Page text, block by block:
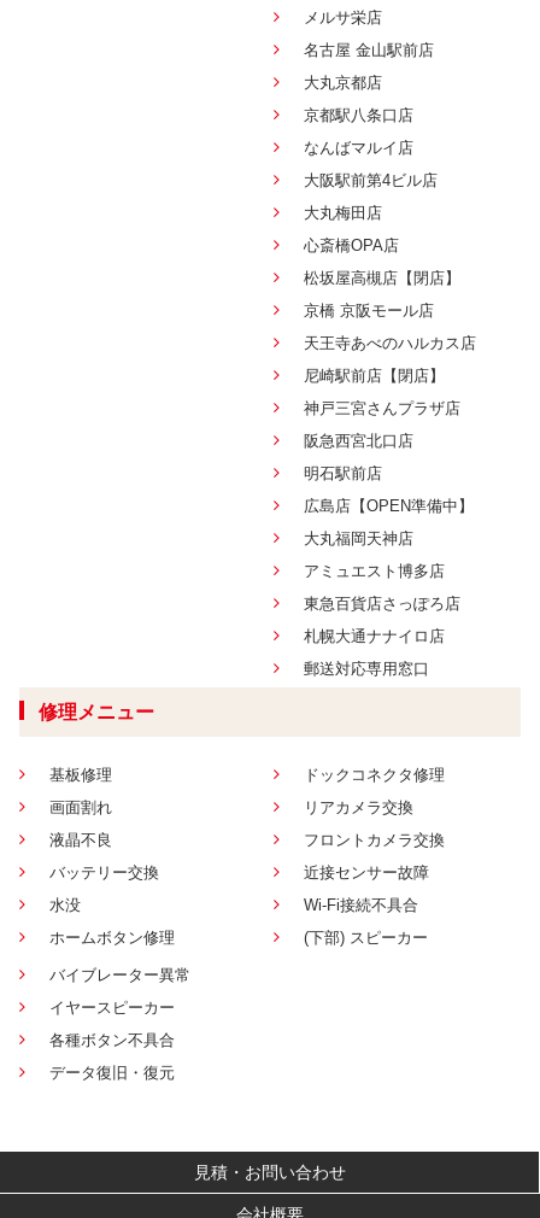
メルサ栄店
名古屋 金山駅前店
大丸京都店
京都駅八条口店
なんばマルイ店
大阪駅前第4ビル店
大丸梅田店
心斎橋OPA店
松坂屋高槻店【閉店】
京橋 京阪モール店
天王寺あべのハルカス店
尼崎駅前店【閉店】
神戸三宮さんプラザ店
阪急西宮北口店
明石駅前店
広島店【OPEN準備中】
大丸福岡天神店
アミュエスト博多店
東急百貨店さっぽろ店
札幌大通ナナイロ店
郵送対応専用窓口
修理メニュー
基板修理
画面割れ
液晶不良
バッテリー交換
水没
ホームボタン修理
ドックコネクタ修理
リアカメラ交換
フロントカメラ交換
近接センサー故障
Wi-Fi接続不具合
(下部) スピーカー
バイブレーター異常
イヤースピーカー
各種ボタン不具合
データ復旧・復元
見積・お問い合わせ